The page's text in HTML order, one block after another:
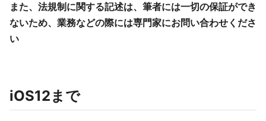
また、法規制に関する記述は、筆者には一切の保証ができ
ないため、業務などの際には専門家にお問い合わせくださ
い
iOS12まで